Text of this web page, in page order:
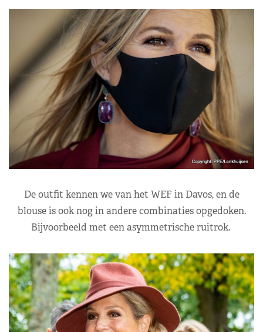
De outfit kennen we van het WEF in Davos, en de
blouse is ook nog in andere combinaties opgedoken.
Bijvoorbeeld met een asymmetrische ruitrok.